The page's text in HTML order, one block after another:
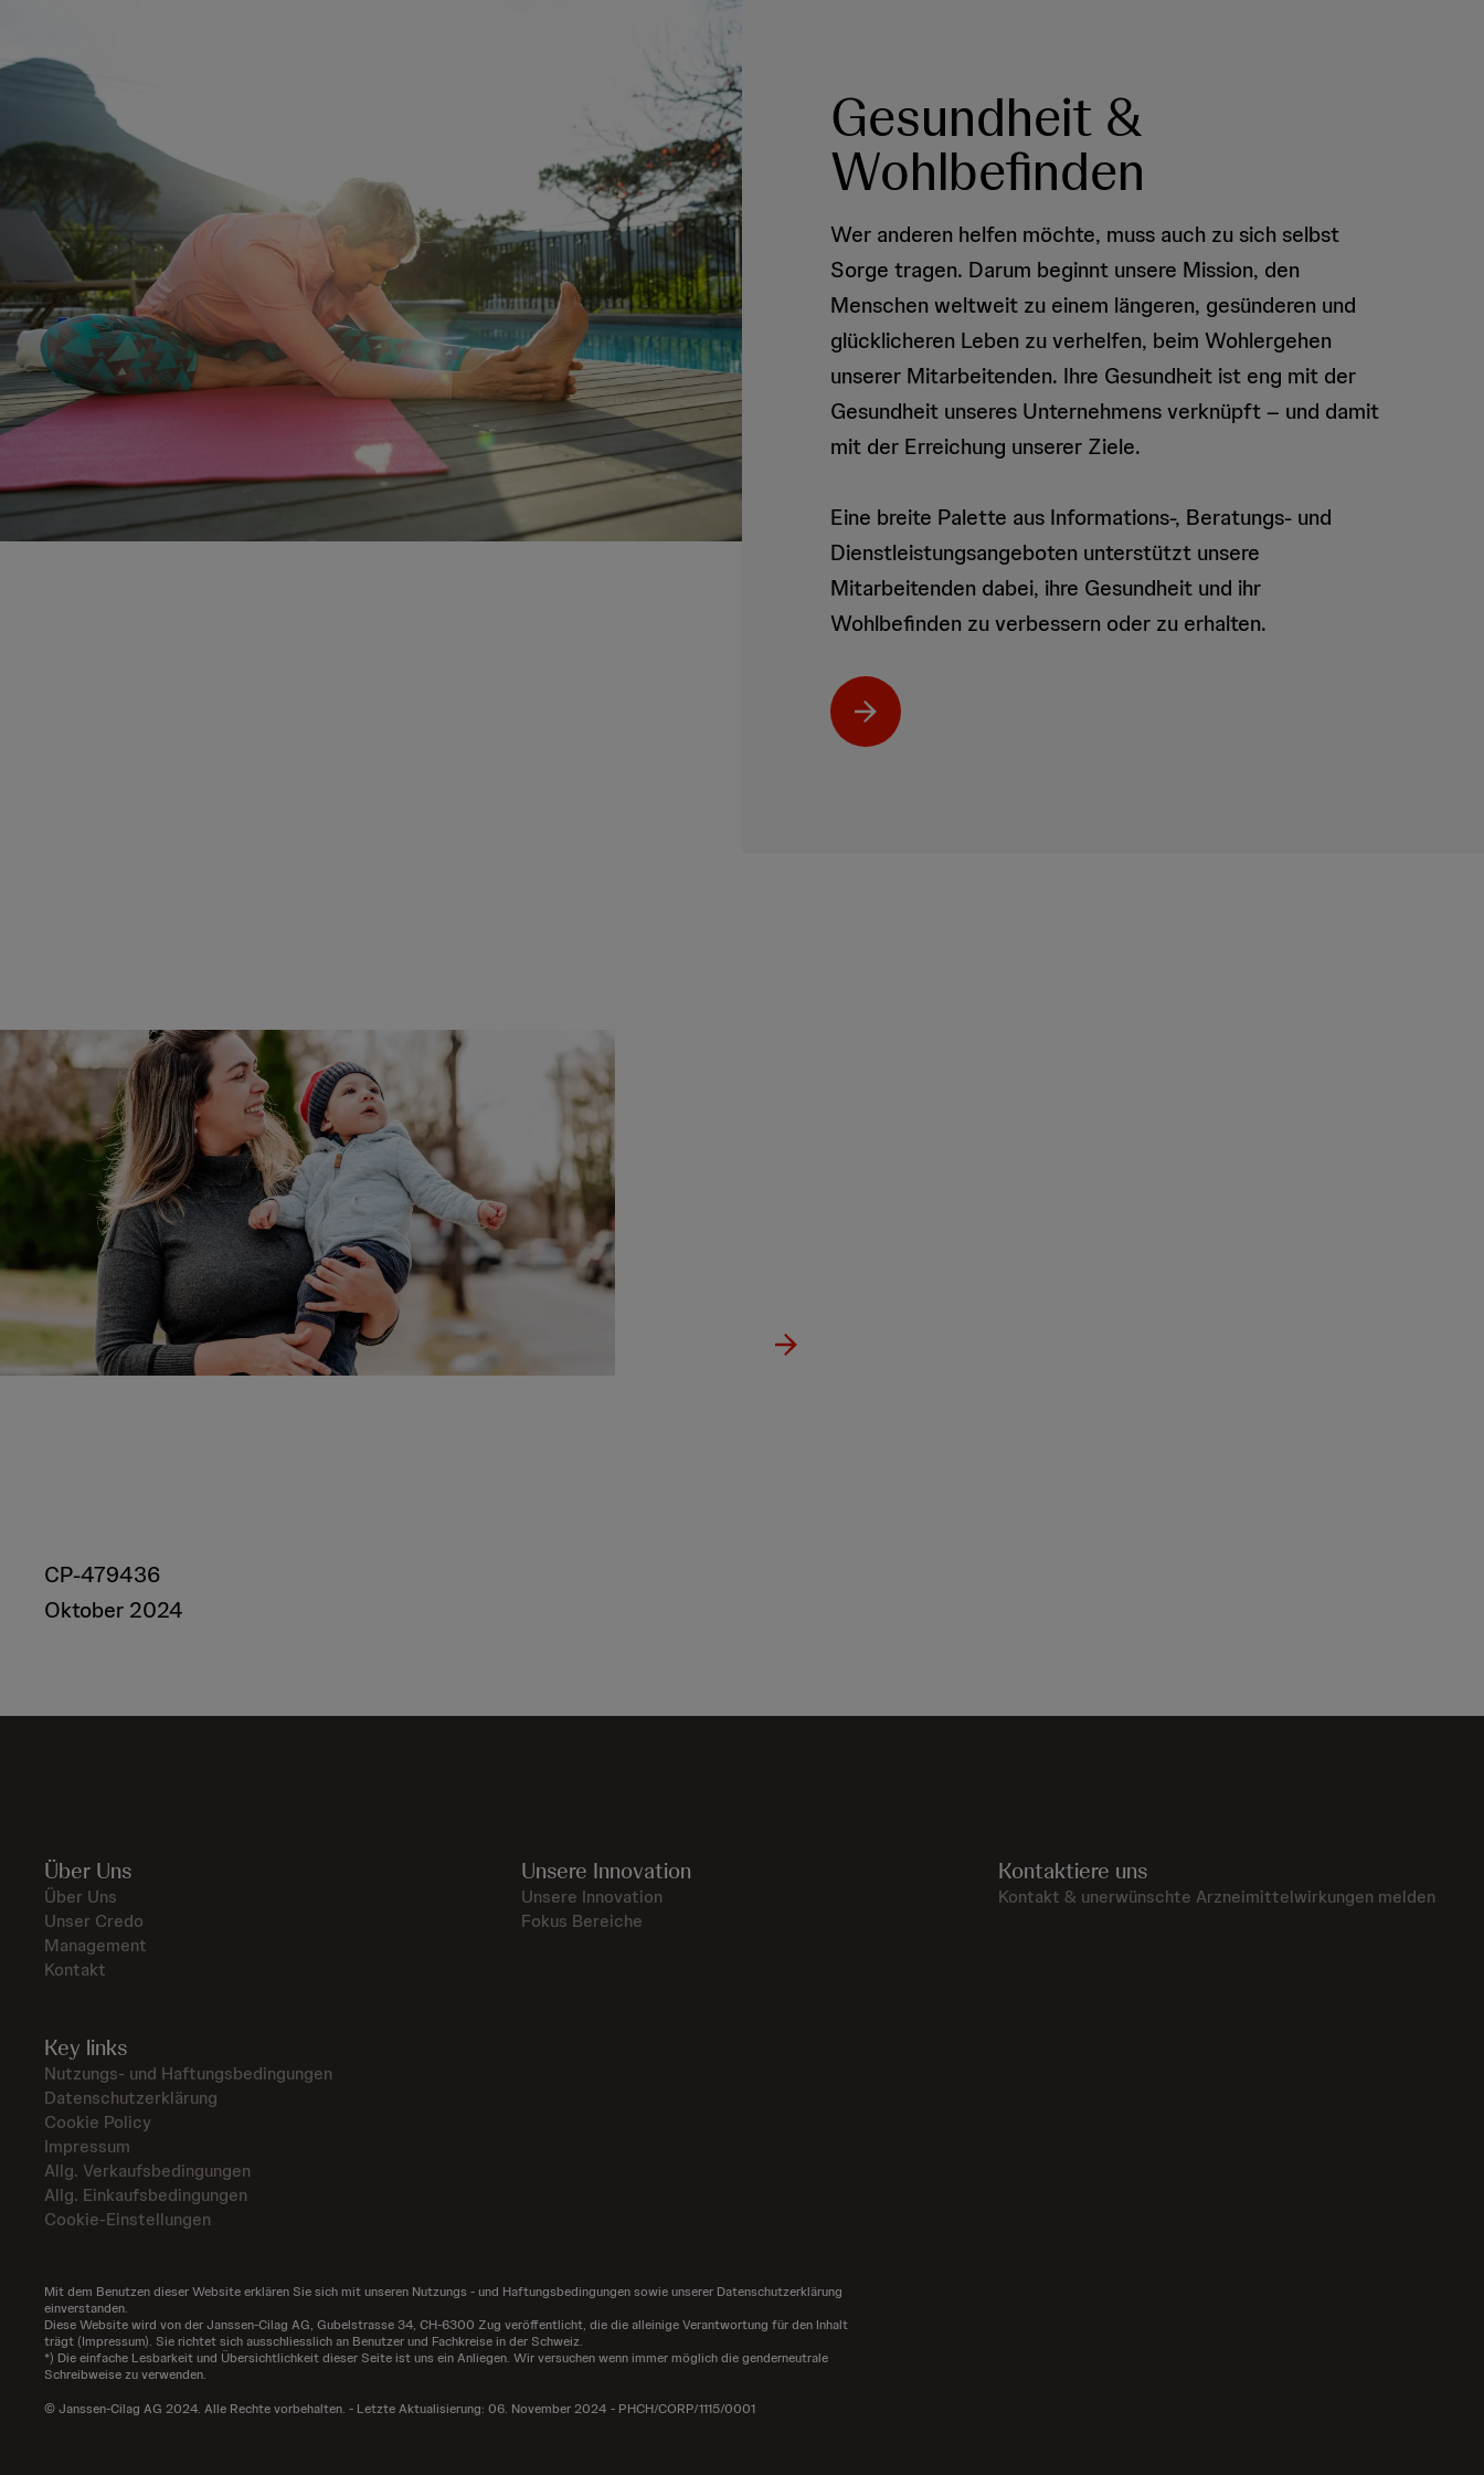
Gesundheit &
Wohlbefinden
Wer anderen helfen möchte, muss auch zu sich selbst
Sorge tragen. Darum beginnt unsere Mission, den
Menschen weltweit zu einem längeren, gesünderen und
glücklicheren Leben zu verhelfen, beim Wohlergehen
unserer Mitarbeitenden. Ihre Gesundheit ist eng mit der
Gesundheit unseres Unternehmens verknüpft – und damit
mit der Erreichung unserer Ziele.
Eine breite Palette aus Informations-, Beratungs- und
Dienstleistungsangeboten unterstützt unsere
Mitarbeitenden dabei, ihre Gesundheit und ihr
Wohlbefinden zu verbessern oder zu erhalten.
CP-479436
Oktober 2024
Über Uns
Über Uns
Unser Credo
Management
Kontakt
Unsere Innovation
Unsere Innovation
Fokus Bereiche
Kontaktiere uns
Kontakt & unerwünschte Arzneimittelwirkungen melden
Key links
Nutzungs- und Haftungsbedingungen
Datenschutzerklärung
Cookie Policy
Impressum
Allg. Verkaufsbedingungen
Allg. Einkaufsbedingungen
Cookie-Einstellungen
Mit dem Benutzen dieser Website erklären Sie sich mit unseren Nutzungs - und Haftungsbedingungen sowie unserer Datenschutzerklärung
einverstanden.
Diese Website wird von der Janssen-Cilag AG, Gubelstrasse 34, CH-6300 Zug veröffentlicht, die die alleinige Verantwortung für den Inhalt
trägt (Impressum). Sie richtet sich ausschliesslich an Benutzer und Fachkreise in der Schweiz.
*) Die einfache Lesbarkeit und Übersichtlichkeit dieser Seite ist uns ein Anliegen. Wir versuchen wenn immer möglich die genderneutrale
Schreibweise zu verwenden.
© Janssen-Cilag AG 2024. Alle Rechte vorbehalten. - Letzte Aktualisierung: 06. November 2024 - PHCH/CORP/1115/0001